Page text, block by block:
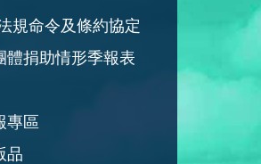
規命令及條約協定
體捐助情形季報表
專區
品